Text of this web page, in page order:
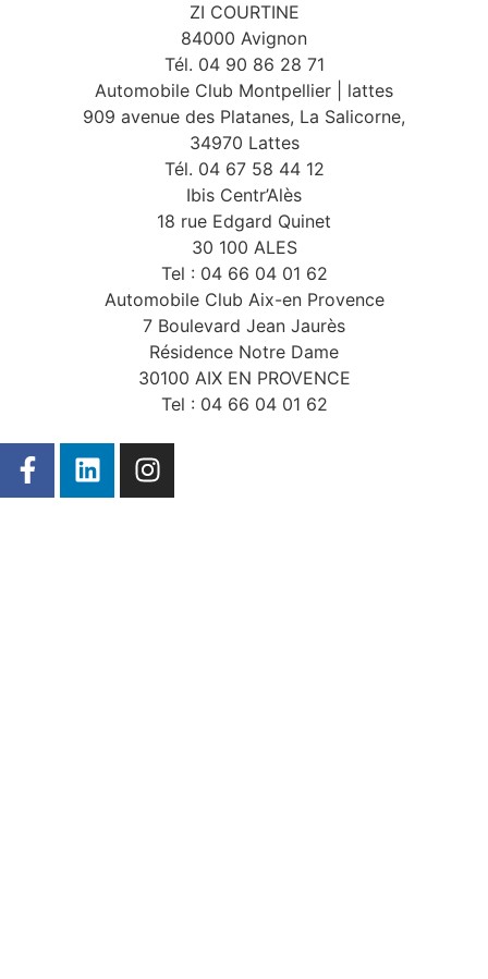
ZI COURTINE
84000 Avignon
Tél. 04 90 86 28 71
Automobile Club Montpellier | lattes
909 avenue des Platanes, La Salicorne,
34970 Lattes
Tél. 04 67 58 44 12
Ibis Centr’Alès
18 rue Edgard Quinet
30 100 ALES
Tel : 04 66 04 01 62
Automobile Club Aix-en Provence
7 Boulevard Jean Jaurès
Résidence Notre Dame
30100 AIX EN PROVENCE
Tel : 04 66 04 01 62